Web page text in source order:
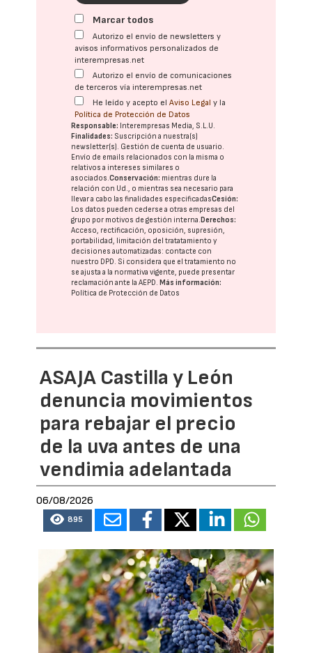
Marcar todos
Autorizo el envío de newsletters y
avisos informativos personalizados de
interempresas.net
Autorizo el envío de comunicaciones
de terceros vía interempresas.net
He leído y acepto elAviso Legal y la
Política de Protección de Datos
Responsable: Interempresas Media, S.L.U.
Finalidades: Suscripción a nuestra(s)
newsletter(s). Gestión de cuenta de usuario.
Envío de emails relacionados con la misma o
relativos a intereses similares o
asociados.Conservación: mientras dure la
relación con Ud., o mientras sea necesario para
llevar a cabo las finalidades especificadasCesión:
Los datos pueden cederse a otras empresas del
grupo por motivos de gestión interna.Derechos:
Acceso, rectificación, oposición, supresión,
portabilidad, limitación del tratatamiento y
decisiones automatizadas: contacte con
nuestro DPD. Si considera que el tratamiento no
se ajusta a la normativa vigente, puede presentar
reclamación ante laAEPD.Más información:
Política de Protección de Datos
ASAJA Castilla y León
denuncia movimientos
para rebajar el precio
de la uva antes de una
vendimia adelantada
06/08/2026
895